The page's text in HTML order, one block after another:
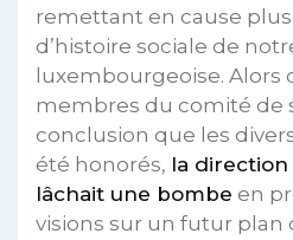
remettant en cause
d’histoire sociale de
luxembourgeoise. Alors
membres du comité de
conclusion que les
été honorés, la direction
lâchait une bombe en
visions sur un futur